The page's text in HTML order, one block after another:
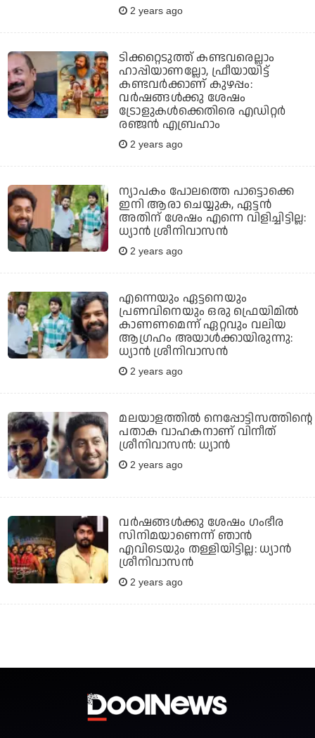
2 years ago
ടിക്കറ്റെടുത്ത് കണ്ടവരെല്ലാം
ഹാപ്പിയാണല്ലോ, ഫ്രീയായിട്ട്
കണ്ടവര്‍ക്കാണ് കുഴപ്പം:
വര്‍ഷങ്ങള്‍ക്കു ശേഷം
ട്രോളുകള്‍ക്കെതിരെ എഡിറ്റര്‍
രഞ്ജന്‍ എബ്രഹാം
2 years ago
ന്യാപകം പോലത്തെ പാട്ടൊക്കെ
ഇനി ആരാ ചെയ്യുക, ഏട്ടന്‍
അതിന് ശേഷം എന്നെ വിളിച്ചിട്ടില്ല:
ധ്യാന്‍ ശ്രീനിവാസന്‍
2 years ago
എന്നെയും ഏട്ടനെയും
പ്രണവിനെയും ഒരു ഫ്രെയിമില്‍
കാണണമെന്ന് ഏറ്റവും വലിയ
ആഗ്രഹം അയാള്‍ക്കായിരുന്നു:
ധ്യാന്‍ ശ്രീനിവാസന്‍
2 years ago
മലയാളത്തില്‍ നെപ്പോട്ടിസത്തിന്റെ
പതാക വാഹകനാണ് വിനീത്
ശ്രീനിവാസന്‍: ധ്യാന്‍
2 years ago
വര്‍ഷങ്ങള്‍ക്കു ശേഷം ഗംഭീര
സിനിമയാണെന്ന് ഞാന്‍
എവിടെയും തള്ളിയിട്ടില്ല: ധ്യാന്‍
ശ്രീനിവാസന്‍
2 years ago